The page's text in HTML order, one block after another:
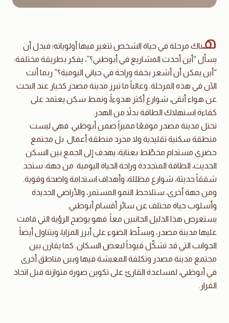
هناك مرحلة في حياة الشخص تتغير فيها أولوياته؛ فبدل أن
يسأل “أين أحدث المشاريع في أبوظبي؟”، يفكر بطريقة مختلفة:
“أين يمكن أن أشعر بخفة وراحة في حياتي اليومية؟” ربما أنت
الآن في هذه المرحلة. وغالباً ما تبرز مدينة مصدر كخيار عند البحث
عن هواء أنقى، شوارع أكثر هدوءاً، ونمط سكن يعتمد على
كفاءة استهلاك الطاقة بدلاً من الهدر.
تحتل مدينة مصدر موقعًا مميزاً ضمن أبوظبي. فهي ليست
منطقة سكنية تقليدية ولا مجرد منطقة أعمال. بل مجتمع
حضري مستدام مخطّط بعناية، يهدف إلى الجمع بين السكن
الحديث، الطاقة المتجددة وراحة الحياة اليومية. من جهة، ستجد
شققاً حديثة، شوارع مظللة، وأهداف استدامة واضحة وقوية.
ومن جهة أخرى، ستلاحظ النمو المستمر، والأراضي الجديدة
وأسلوب حياة مختلف عن سائر أقسام أبوظبي.
يستعرض هذا الدليل الجانبين معاً. فهو يوضح الرؤية التي قامت
عليها مدينة مصدر، ويسلّط الضوء على أبرز المزايا، ويتناول أيضاً
الجوانب التي قد تشكّل قيوداً لبعض السكان. كما يقارن بين
مجتمع مدينة مصدر وتكلفة المعيشة فيها وبين مناطق أخرى
في أبوظبي، لمساعدة القارئ على تكوين صورة متوازنة قبل اتخاذ
القرار.